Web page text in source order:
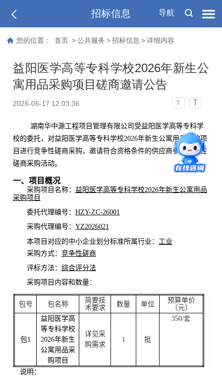
导航
招标信息
您的位置： 首页 > 公共服务 > 招标信息 > 详细内容
益阳医学高等专科学校2026年新生公
寓用品采购项目磋商邀请公告
2026-06-17 12:03:36 T T
湖南华中源工程项目管理有限公司 受益阳医学高等专科学
校的委托，对益阳医学高等专科学校2026年新生公寓用品采购项
目进行竞争性磋商采购，邀请符合资格条件的供应商参与竞争性
磋商采购活动。
一、项目概况
采购项目名称： 益阳医学高等专科学校2026年新生公寓用品
采购项目
委托代理编号： HZY-ZC-26001
采购代理编号 ： YZ2026021
本项目对应的中小企业划分标准所属行业： 工业
采购方式： 竞争性磋商
评标方法： 综合评分法
采购项目内容和数量：
包号 包名称
简要技
术要求
数量 单位
预算单价
（元）
包1
益阳医学高
等专科学校
2026年新生
公寓用品采
购项目
详见采
购需求
1 批
350/套
说明：